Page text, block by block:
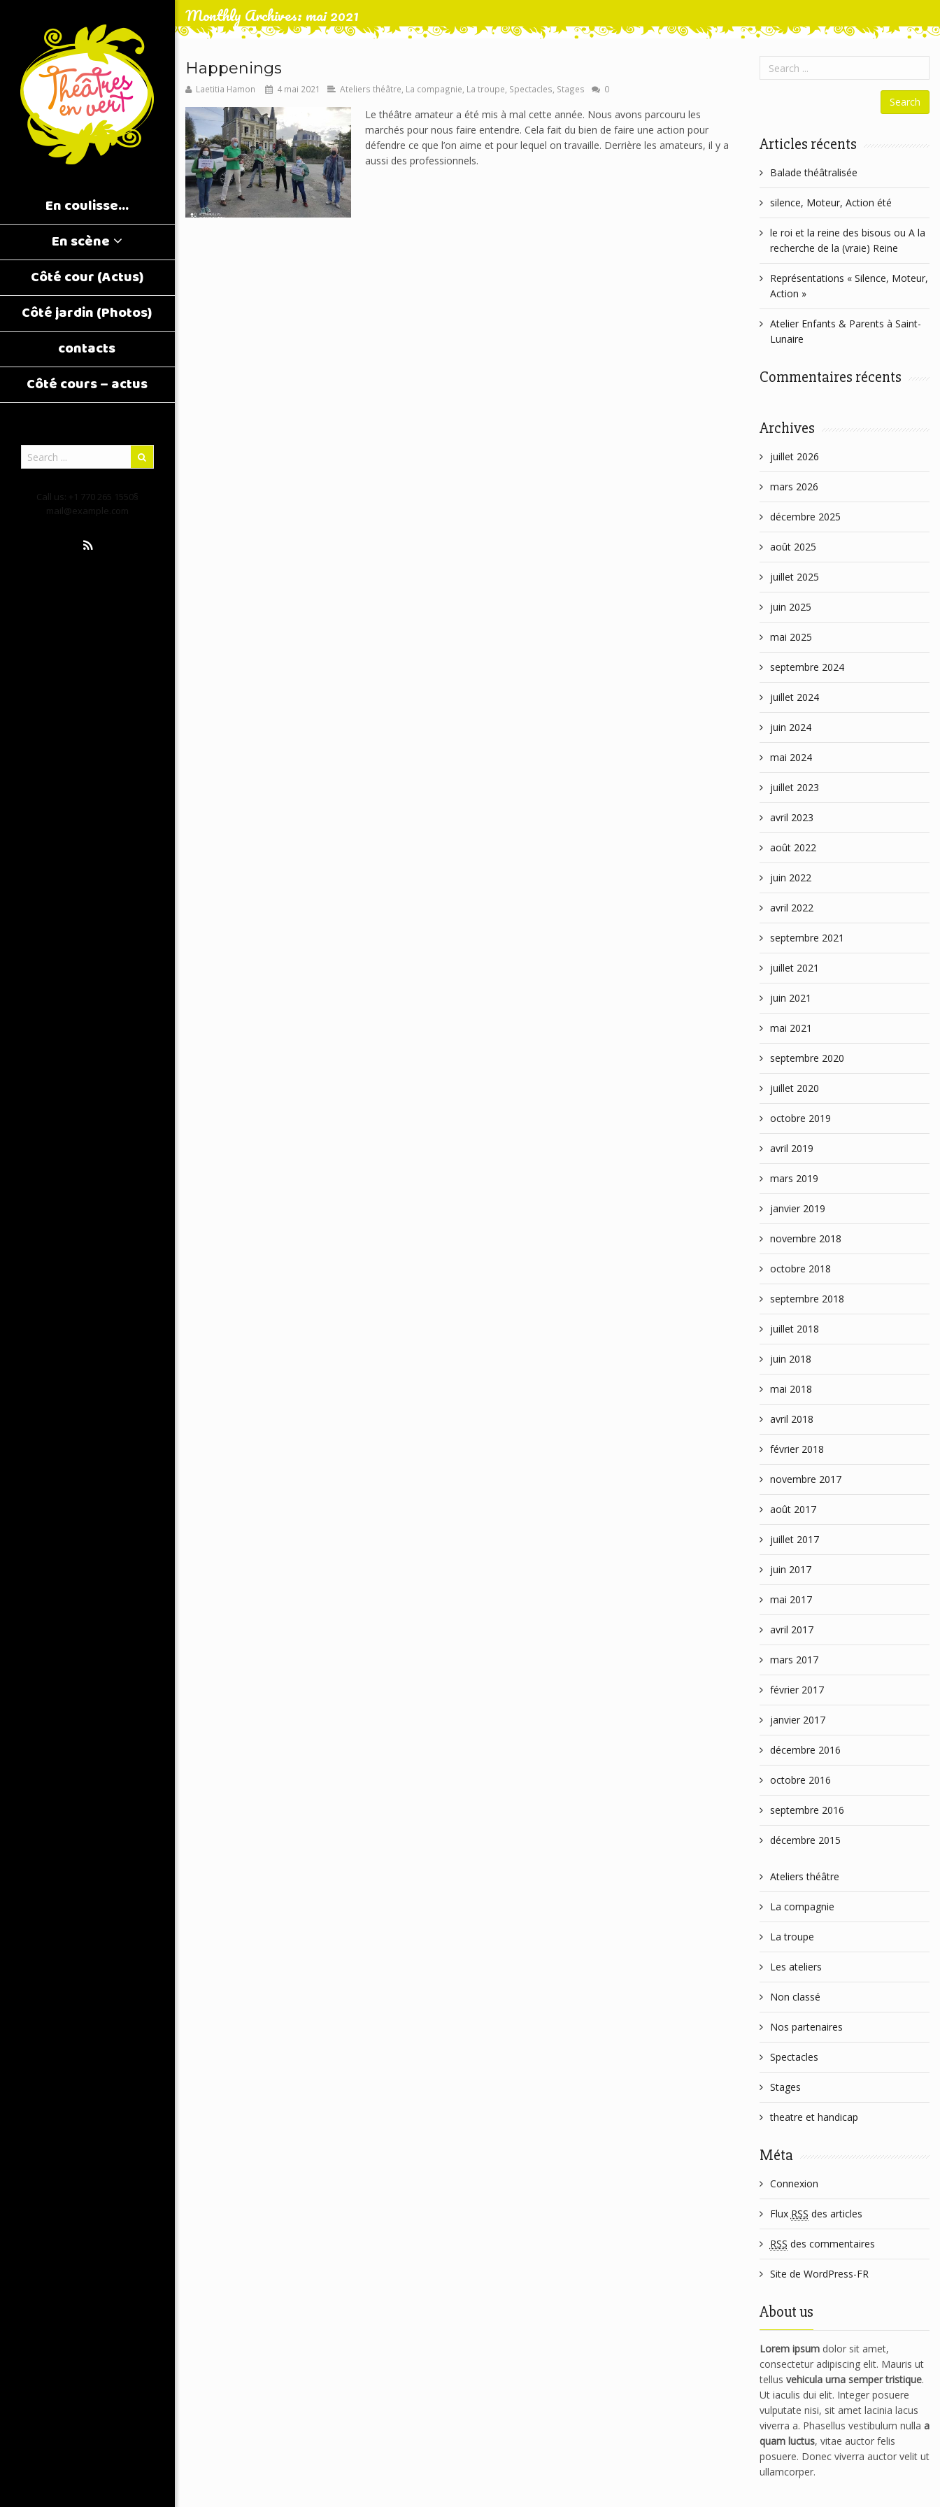
En coulisse…
En scène
Côté cour (Actus)
Côté jardin (Photos)
contacts
Côté cours – actus
Call us: +1 770 265 1550§
mail@example.com
Monthly Archives: mai 2021
Happenings
Laetitia Hamon 4 mai 2021 Ateliers théâtre La compagnie La troupe Spectacles Stages 0
Le théâtre amateur a été mis à mal cette année. Nous avons parcouru les
marchés pour nous faire entendre. Cela fait du bien de faire une action pour
défendre ce que l’on aime et pour lequel on travaille. Derrière les amateurs, il y a
aussi des professionnels.
Articles récents
Balade théâtralisée
silence, Moteur, Action été
le roi et la reine des bisous ou A la
recherche de la (vraie) Reine
Représentations « Silence, Moteur,
Action »
Atelier Enfants & Parents à Saint-
Lunaire
Commentaires récents
Archives
juillet 2026
mars 2026
décembre 2025
août 2025
juillet 2025
juin 2025
mai 2025
septembre 2024
juillet 2024
juin 2024
mai 2024
juillet 2023
avril 2023
août 2022
juin 2022
avril 2022
septembre 2021
juillet 2021
juin 2021
mai 2021
septembre 2020
juillet 2020
octobre 2019
avril 2019
mars 2019
janvier 2019
novembre 2018
octobre 2018
septembre 2018
juillet 2018
juin 2018
mai 2018
avril 2018
février 2018
novembre 2017
août 2017
juillet 2017
juin 2017
mai 2017
avril 2017
mars 2017
février 2017
janvier 2017
décembre 2016
octobre 2016
septembre 2016
décembre 2015
Ateliers théâtre
La compagnie
La troupe
Les ateliers
Non classé
Nos partenaires
Spectacles
Stages
theatre et handicap
Méta
Connexion
Flux RSS des articles
RSS des commentaires
Site de WordPress-FR
About us
Lorem ipsumdolor sit amet,
consectetur adipiscing elit. Mauris ut
tellus vehicula urna semper tristique.
Ut iaculis dui elit. Integer posuere
vulputate nisi, sit amet lacinia lacus
viverra a. Phasellus vestibulum nulla a
quam luctus, vitae auctor felis
posuere. Donec viverra auctor velit ut
ullamcorper.